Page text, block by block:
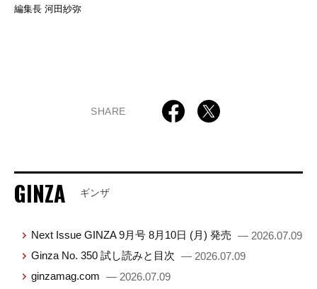
編集長 河田紗弥
SHARE
GINZA ギンザ
Next Issue GINZA 9月号 8月10日 (月) 発売 — 2026.07.09
Ginza No. 350 試し読みと目次 — 2026.07.09
ginzamag.com — 2026.07.09